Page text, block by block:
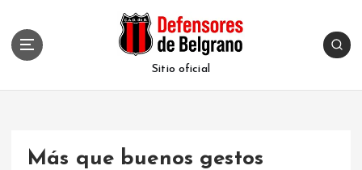
Sitio oficial
Más que buenos gestos